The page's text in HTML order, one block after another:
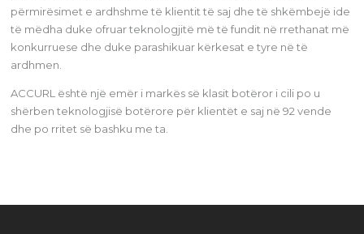
përmirësimet e ardhshme të klientit të saj dhe të shkëmbejë ide
të mëdha duke ofruar teknologjitë më të fundit në rrethanat më
konkurruese dhe duke parashikuar kërkesat e tyre në të
ardhmen.
ACCURL është një emër i markës së klasit botëror i cili po u
shërben teknologjisë botërore për klientët e saj në 92 vende
dhe po rritet së bashku me ta.